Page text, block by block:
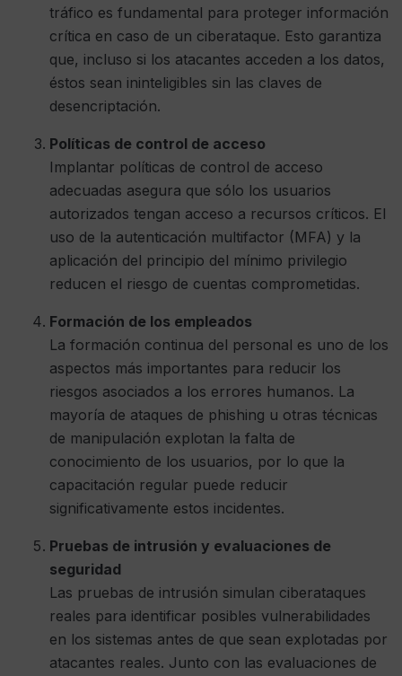
tráfico es fundamental para proteger información
crítica en caso de un ciberataque. Esto garantiza
que, incluso si los atacantes acceden a los datos,
éstos sean ininteligibles sin las claves de
desencriptación.
Políticas de control de acceso
Implantar políticas de control de acceso
adecuadas asegura que sólo los usuarios
autorizados tengan acceso a recursos críticos. El
uso de la autenticación multifactor (MFA) y la
aplicación del principio del mínimo privilegio
reducen el riesgo de cuentas comprometidas.
Formación de los empleados
La formación continua del personal es uno de los
aspectos más importantes para reducir los
riesgos asociados a los errores humanos. La
mayoría de ataques de phishing u otras técnicas
de manipulación explotan la falta de
conocimiento de los usuarios, por lo que la
capacitación regular puede reducir
significativamente estos incidentes.
Pruebas de intrusión y evaluaciones de
seguridad
Las pruebas de intrusión simulan ciberataques
reales para identificar posibles vulnerabilidades
en los sistemas antes de que sean explotadas por
atacantes reales. Junto con las evaluaciones de